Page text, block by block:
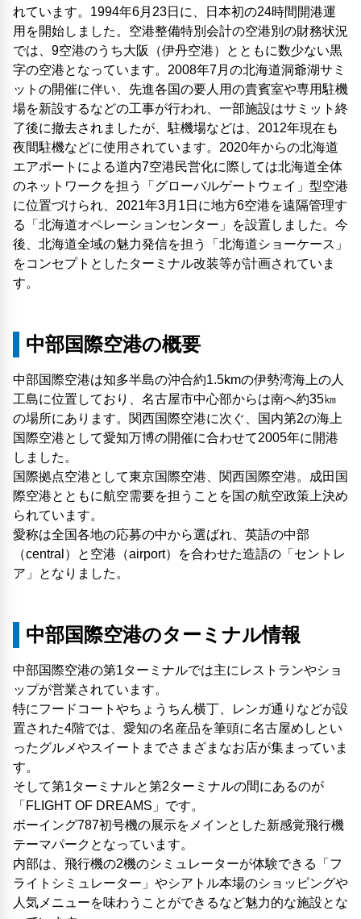
れています。1994年6月23日に、日本初の24時間開港運
用を開始しました。空港整備特別会計の空港別の財務状況
では、9空港のうち大阪（伊丹空港）とともに数少ない黒
字の空港となっています。2008年7月の北海道洞爺湖サミ
ットの開催に伴い、先進各国の要人用の貴賓室や専用駐機
場を新設するなどの工事が行われ、一部施設はサミット終
了後に撤去されましたが、駐機場などは、2012年現在も
夜間駐機などに使用されています。2020年からの北海道
エアポートによる道内7空港民営化に際しては北海道全体
のネットワークを担う「グローバルゲートウェイ」型空港
に位置づけられ、2021年3月1日に地方6空港を遠隔管理す
る「北海道オペレーションセンター」を設置しました。今
後、北海道全域の魅力発信を担う「北海道ショーケース」
をコンセプトとしたターミナル改装等が計画されていま
す。
中部国際空港の概要
中部国際空港は知多半島の沖合約1.5kmの伊勢湾海上の人
工島に位置しており、名古屋市中心部からは南へ約35㎞
の場所にあります。関西国際空港に次ぐ、国内第2の海上
国際空港として愛知万博の開催に合わせて2005年に開港
しました。
国際拠点空港として東京国際空港、関西国際空港。成田国
際空港とともに航空需要を担うことを国の航空政策上決め
られています。
愛称は全国各地の応募の中から選ばれ、英語の中部
（central）と空港（airport）を合わせた造語の「セントレ
ア」となりました。
中部国際空港のターミナル情報
中部国際空港の第1ターミナルでは主にレストランやショ
ップが営業されています。
特にフードコートやちょうちん横丁、レンガ通りなどが設
置された4階では、愛知の名産品を筆頭に名古屋めしとい
ったグルメやスイートまでさまざまなお店が集まっていま
す。
そして第1ターミナルと第2ターミナルの間にあるのが
「FLIGHT OF DREAMS」です。
ボーイング787初号機の展示をメインとした新感覚飛行機
テーマパークとなっています。
内部は、飛行機の2機のシミュレーターが体験できる「フ
ライトシミュレーター」やシアトル本場のショッピングや
人気メニューを味わうことができるなど魅力的な施設とな